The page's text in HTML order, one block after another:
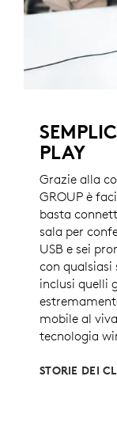
PLAY
Grazie alla
GROUP è
basta
sala per
USB e sei
con
inclusi quelli
mobile al
tecnologia
STORIE DEI